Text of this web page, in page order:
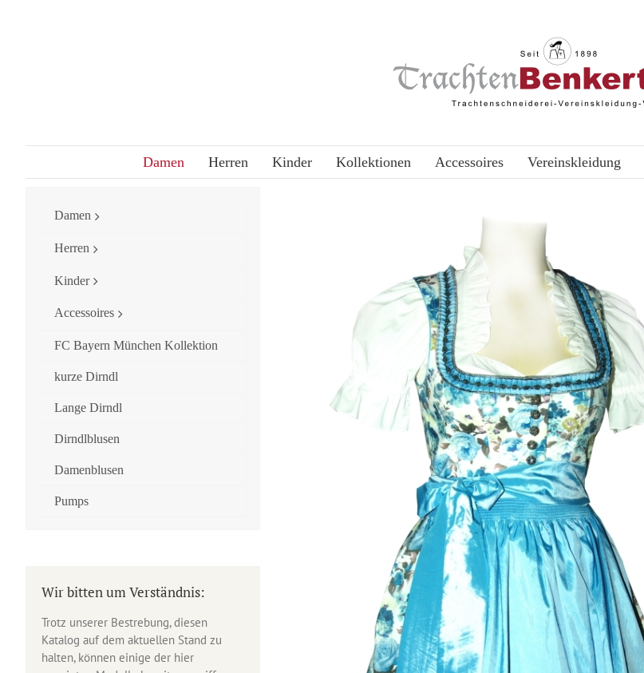
Damen Herren Kinder Kollektionen Accessoires Vereinskleidung
Damen
Herren
Kinder
Accessoires
FC Bayern München Kollektion
kurze Dirndl
Lange Dirndl
Dirndlblusen
Damenblusen
Pumps
Wir bitten um Verständnis:
Trotz unserer Bestrebung, diesen
Katalog auf dem aktuellen Stand zu
halten, können einige der hier